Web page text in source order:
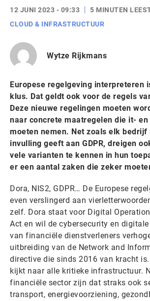
12 JUNI 2023 - 09:33 5 MINUTEN
CLOUD & INFRASTRUCTUUR
Wytze Rijkmans
Europese regelgeving interpreteren
klus. Dat geldt ook voor de regels
Deze nieuwe regelingen moeten
naar concrete maatregelen die it-
moeten nemen. Net zoals elk bedrijf
invulling geeft aan GDPR, dreigen
vele varianten te kennen in hun
er een aantal zaken die zeker
Dora, NIS2, GDPR… De Europese
even verslingerd aan
zelf. Dora staat voor Digital
Act en wil de cybersecurity en
van financiële dienstverleners
uitbreiding van de Network and
directive die sinds 2016 van kracht
kijkt naar alle kritieke infrastructuur.
financiële sector zijn dat straks ook
transport, energievoorziening,